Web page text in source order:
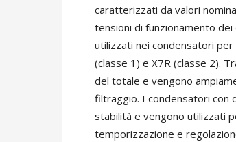
caratterizzati da valori
tensioni di funzionamento
utilizzati nei condensatori
(classe 1) e X7R (classe 2).
del totale e vengono
filtraggio. I condensatori con
stabilità e vengono utilizzati
temporizzazione e